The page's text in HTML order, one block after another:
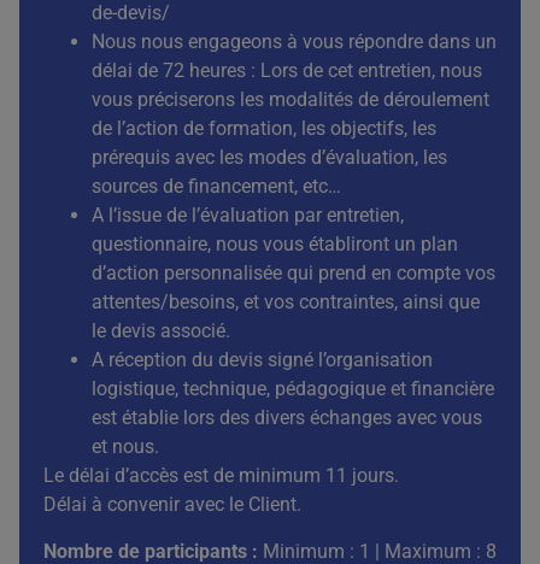
de-devis/
Nous nous engageons à vous répondre dans un
délai de 72 heures : Lors de cet entretien, nous
vous préciserons les modalités de déroulement
de l’action de formation, les objectifs, les
prérequis avec les modes d’évaluation, les
sources de financement, etc…
A l’issue de l’évaluation par entretien,
questionnaire, nous vous établiront un plan
d’action personnalisée qui prend en compte vos
attentes/besoins, et vos contraintes, ainsi que
le devis associé.
A réception du devis signé l’organisation
logistique, technique, pédagogique et financière
est établie lors des divers échanges avec vous
et nous.
Le délai d’accès est de minimum 11 jours.
Délai à convenir avec le Client.
Nombre de participants : Minimum : 1 | Maximum : 8